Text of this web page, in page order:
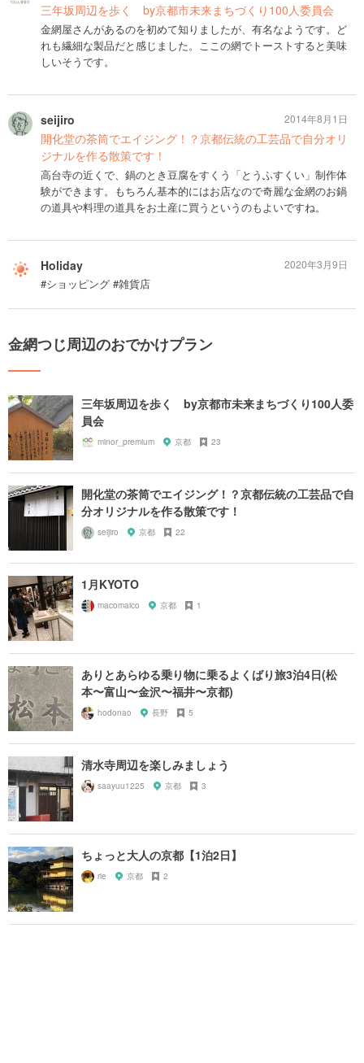
三年坂周辺を歩く by京都市未来まちづくり100人委員会
金網屋さんがあるのを初めて知りましたが、有名なようです。ど
れも繊細な製品だと感じました。ここの網でトーストすると美味
しいそうです。
seijiro
開化堂の茶筒でエイジング！？京都伝統の工芸品で自分オリ
ジナルを作る散策です！
高台寺の近くで、鍋のとき豆腐をすくう「とうふすくい」制作体
験ができます。もちろん基本的にはお店なので奇麗な金網のお鍋
の道具や料理の道具をお土産に買うというのもよいですね。
2014年8月1日
Holiday
#ショッピング #雑貨店
2020年3月9日
金網つじ周辺のおでかけプラン
三年坂周辺を歩く by京都市未来まちづくり100人委
員会
minor_premium 京都 23
開化堂の茶筒でエイジング！？京都伝統の工芸品で自
分オリジナルを作る散策です！
seijiro 京都 22
1月KYOTO
macomaico 京都 1
ありとあらゆる乗り物に乗るよくばり旅3泊4日(松
本〜富山〜金沢〜福井〜京都)
hodonao 長野 5
清水寺周辺を楽しみましょう
saayuu1225 京都 3
ちょっと大人の京都【1泊2日】
rie 京都 2